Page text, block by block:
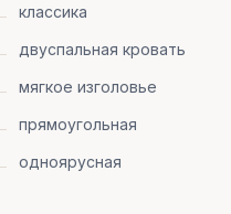
классика
двуспальная кровать
мягкое изголовье
прямоугольная
одноярусная